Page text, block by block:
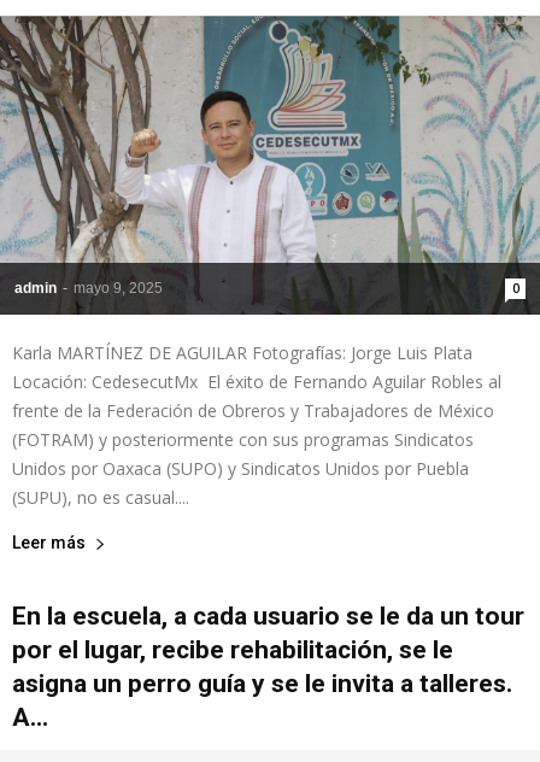
admin - mayo 9, 2025 0
Karla MARTÍNEZ DE AGUILAR Fotografías: Jorge Luis Plata
Locación: CedesecutMx El éxito de Fernando Aguilar Robles al
frente de la Federación de Obreros y Trabajadores de México
(FOTRAM) y posteriormente con sus programas Sindicatos
Unidos por Oaxaca (SUPO) y Sindicatos Unidos por Puebla
(SUPU), no es casual....
Leer más
En la escuela, a cada usuario se le da un tour
por el lugar, recibe rehabilitación, se le
asigna un perro guía y se le invita a talleres.
A...